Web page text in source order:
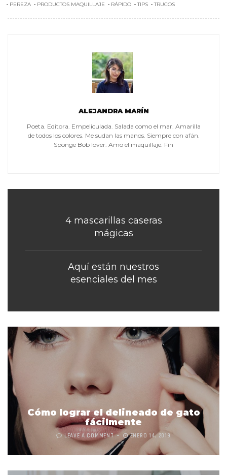
PEREZA
PRODUCTOS MAQUILLAJE RÁPIDO TIPS TRUCOS
ALEJANDRA MARÍN
Poeta. Editora. Empeliculada. Salada como el mar. Amarilla
de todos los colores. Me sudan las manos. Siempre con afán.
Sponge Bob lover. Amo el maquillaje. Fin
4 mascarillas caseras
mágicas
Aquí están nuestros
esenciales del mes
Cómo lograr el delineado de gato
fácilmente
LEAVE A COMMENT ENERO 14, 2019